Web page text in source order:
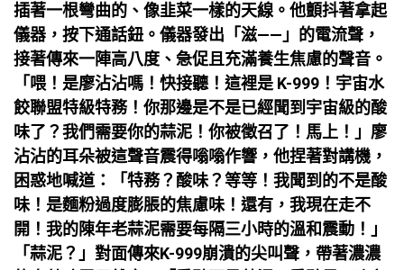
插著一根彎曲的、像韭菜一樣的天線。他顫抖著拿起
儀器，按下通話鈕。儀器發出「滋——」的電流聲，
接著傳來一陣高八度、急促且充滿養生焦慮的聲音。
「喂！是廖沾沾嗎！快接聽！這裡是 K-999！宇宙水
餃聯盟特級特務！你那邊是不是已經聞到宇宙級的酸
味了？我們需要你的蒜泥！你被徵召了！馬上！」廖
沾沾的耳朵被這聲音震得嗡嗡作響，他捏著對講機，
困惑地喊道：「特務？酸味？等等！我聞到的不是酸
味！是麵粉過度膨脹的焦慮味！還有，我現在走不
開！我的陳年老蒜泥需要每隔三小時的溫和震動！」
「蒜泥？」對面傳來K-999崩潰的尖叫聲，帶著濃濃